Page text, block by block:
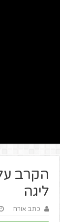
הקרב
ליגה
כתב אורח